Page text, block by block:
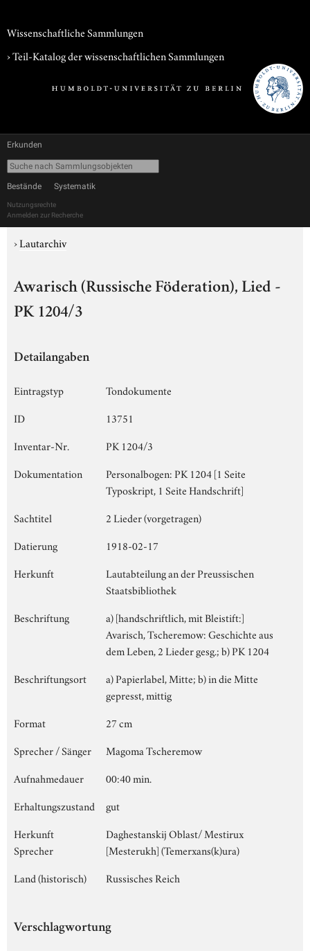
Wissenschaftliche Sammlungen
› Teil-Katalog der wissenschaftlichen Sammlungen
Erkunden
Bestände Systematik
Nutzungsrechte
Anmelden zur Recherche
›Lautarchiv
Awarisch (Russische Föderation), Lied -
PK 1204/3
Detailangaben
Eintragstyp
Tondokumente
ID
13751
Inventar-Nr.
PK 1204/3
Dokumentation
Personalbogen: PK 1204 [1 Seite
Typoskript, 1 Seite Handschrift]
Sachtitel
2 Lieder (vorgetragen)
Datierung
1918-02-17
Herkunft
Lautabteilung an der Preussischen
Staatsbibliothek
Beschriftung
a) [handschriftlich, mit Bleistift:]
Avarisch, Tscheremow: Geschichte aus
dem Leben, 2 Lieder gesg.; b) PK 1204
Beschriftungsort
a) Papierlabel, Mitte; b) in die Mitte
gepresst, mittig
Format
27 cm
Sprecher / Sänger
Magoma Tscheremow
Aufnahmedauer
00:40 min.
Erhaltungszustand
gut
Herkunft
Sprecher
Daghestanskij Oblast/ Mestirux
[Mesterukh] (Temerxans(k)ura)
Land (historisch)
Russisches Reich
Verschlagwortung